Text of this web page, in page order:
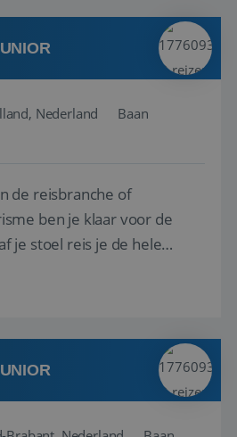
om vragen ...
Nederland
Baan
de reisbranche of
ben je klaar voor de
je stoel reis je de hele
je klant en wat er in de
om die droomreis te